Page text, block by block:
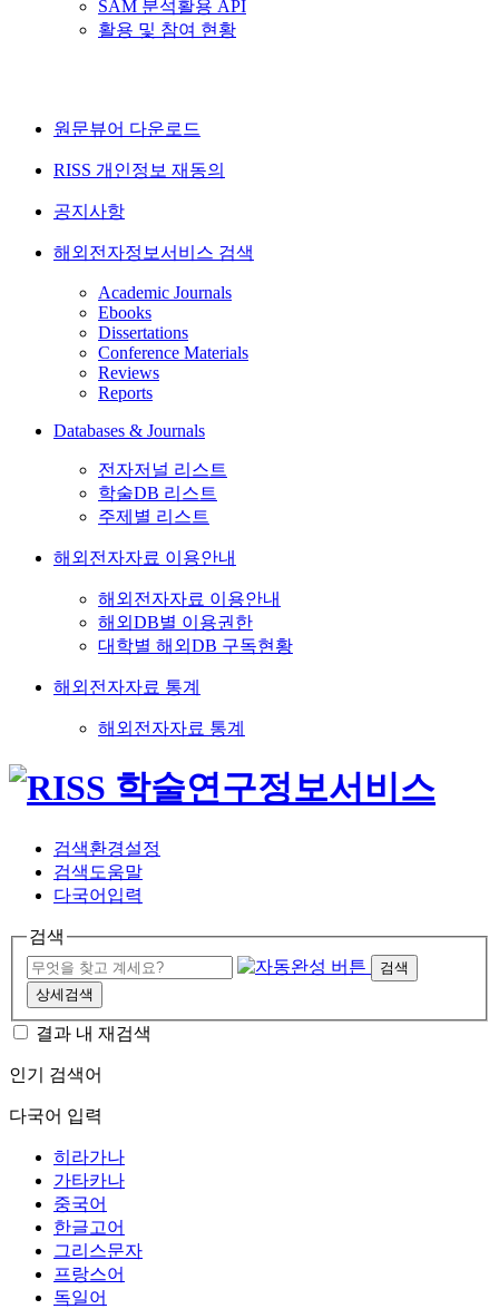
SAM 분석활용 API
활용 및 참여 현황
원문뷰어 다운로드
RISS 개인정보 재동의
공지사항
해외전자정보서비스 검색
Academic Journals
Ebooks
Dissertations
Conference Materials
Reviews
Reports
Databases & Journals
전자저널 리스트
학술DB 리스트
주제별 리스트
해외전자자료 이용안내
해외전자자료 이용안내
해외DB별 이용권한
대학별 해외DB 구독현황
해외전자자료 통계
해외전자자료 통계
검색환경설정
검색도움말
다국어입력
검색
검색
상세검색
결과 내 재검색
인기 검색어
다국어 입력
히라가나
가타카나
중국어
한글고어
그리스문자
프랑스어
독일어